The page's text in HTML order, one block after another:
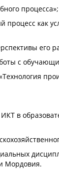
процесса»;
процесс как
его
с
в
Мордовия.